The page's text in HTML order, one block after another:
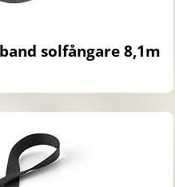
solfångare 8,1m